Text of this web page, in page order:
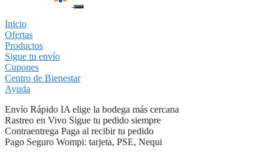
Inicio
Ofertas
Productos
Sigue tu envío
Cupones
Centro de Bienestar
Ayuda
Envío Rápido IA elige la bodega más cercana
Rastreo en Vivo Sigue tu pedido siempre
Contraentrega Paga al recibir tu pedido
Pago Seguro Wompi: tarjeta, PSE, Nequi